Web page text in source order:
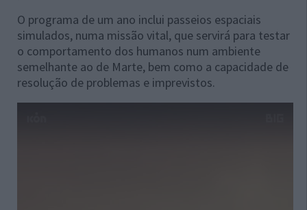
O programa de um ano inclui passeios espaciais
simulados, numa missão vital, que servirá para testar
o comportamento dos humanos num ambiente
semelhante ao de Marte, bem como a capacidade de
resolução de problemas e imprevistos.